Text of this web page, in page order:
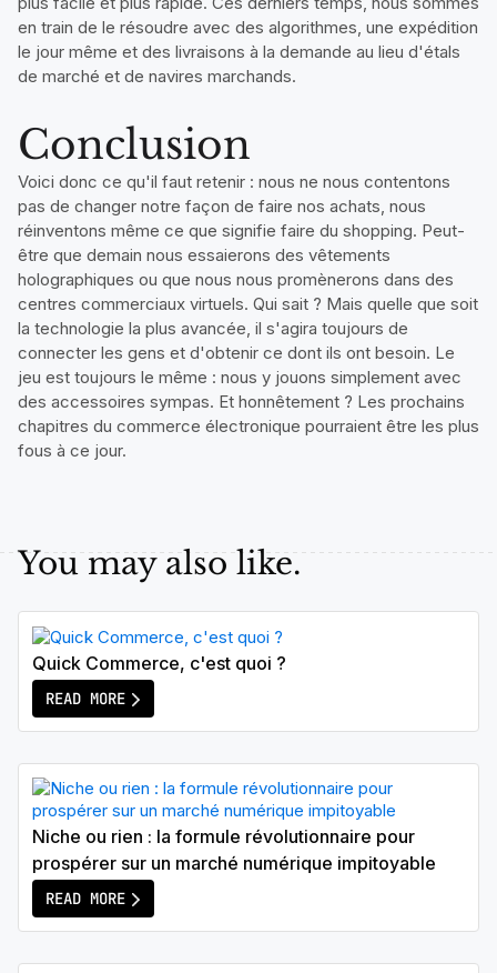
en train de le résoudre avec des algorithmes, une expédition
le jour même et des livraisons à la demande au lieu d'étals
de marché et de navires marchands.
Conclusion
Voici donc ce qu'il faut retenir : nous ne nous contentons
pas de changer notre façon de faire nos achats, nous
réinventons même ce que signifie faire du shopping. Peut-
être que demain nous essaierons des vêtements
holographiques ou que nous nous promènerons dans des
centres commerciaux virtuels. Qui sait ? Mais quelle que soit
la technologie la plus avancée, il s'agira toujours de
connecter les gens et d'obtenir ce dont ils ont besoin. Le
jeu est toujours le même : nous y jouons simplement avec
des accessoires sympas. Et honnêtement ? Les prochains
chapitres du commerce électronique pourraient être les plus
fous à ce jour.
You may also like.
Quick Commerce, c'est quoi ?
READ MORE
Niche ou rien : la formule révolutionnaire pour
prospérer sur un marché numérique impitoyable
READ MORE